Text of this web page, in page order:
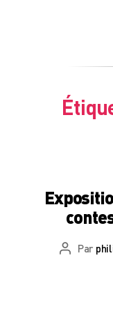
Auteur
Par